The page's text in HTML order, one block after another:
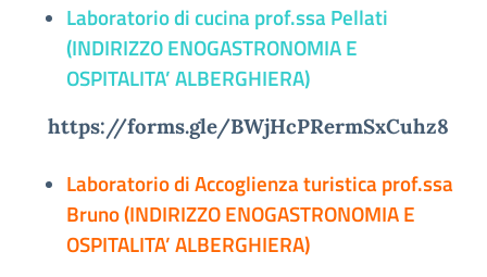
Laboratorio di cucina prof.ssa Pellati
(INDIRIZZO ENOGASTRONOMIA E
OSPITALITA’ ALBERGHIERA)
https://forms.gle/BWjHcPRermSxCuhz8
Laboratorio di Accoglienza turistica prof.ssa
Bruno (INDIRIZZO ENOGASTRONOMIA E
OSPITALITA’ ALBERGHIERA)